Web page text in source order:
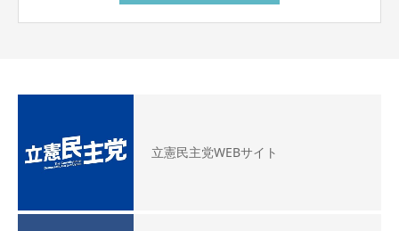
立憲民主党WEBサイト